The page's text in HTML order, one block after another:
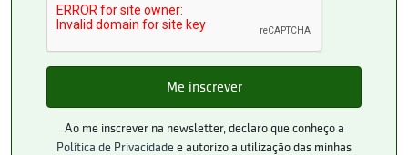
Ao me inscrever na newsletter, declaro que conheço a
Política de Privacidade e autorizo a utilização das minhas